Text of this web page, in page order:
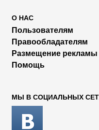
О НАС
Пользователям
Правообладателям
Размещение рекламы
Помощь
МЫ В СОЦИАЛЬНЫХ